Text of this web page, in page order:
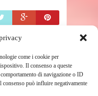
come i cookie per
Il consenso a queste
di navigazione o ID
può influire negativamente